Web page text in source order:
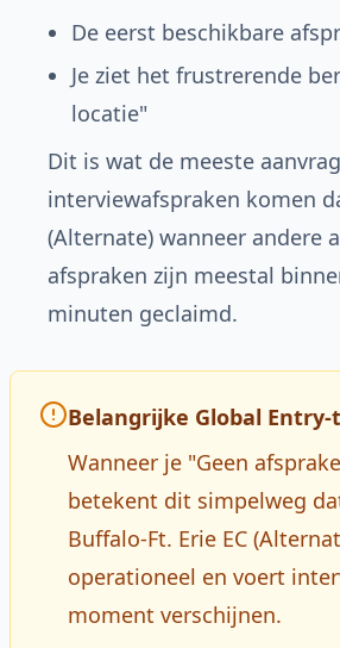
De eerst beschikbare
Je ziet het frustrerende
locatie"
Dit is wat de meeste
interviewafspraken komen
(Alternate) wanneer andere
afspraken zijn meestal
minuten geclaimd.
Belangrijke Global Entry-
Wanneer je "Geen
betekent dit simpelweg
Buffalo-Ft. Erie EC
operationeel en voert
moment verschijnen.